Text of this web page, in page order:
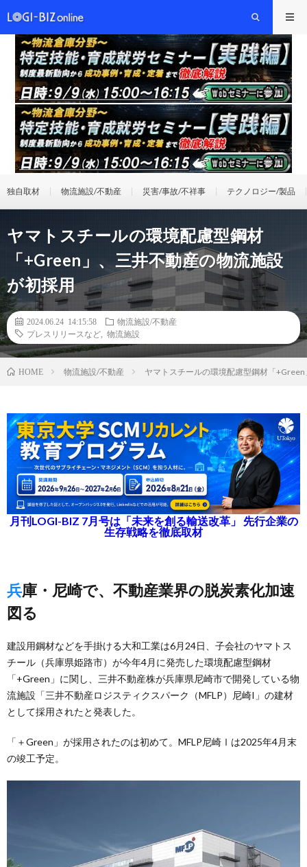
独自取材 物流施設/不動産 災害/事故/不祥事 テクノロジー/製品
ヤマトスチールの環境配慮型鋼材
「+Green」、三井不動産の物流施設
が初採用
2024.06.24 14:15:58
物流施設/不動産
プレスリリースなど
物流施設
HOME 物流施設/不動産 ヤマトスチールの環境配慮型鋼材「
月刊LOGI-BIZ 7月号は「未来を創る輸送改革」 先行企業の
生存戦略を徹底取材
兵庫・尼崎で、不動産業界の脱炭素化加速
図る
建設用鋼材などを手掛ける大和工業は6月24日、子会社のヤマトス
チール（兵庫県姫路市）が今年4月に発売した環境配慮型鋼材
「+Green」に関し、三井不動産株が兵庫県尼崎市で開発している物
流施設「三井不動産ロジスティクスパーク（MFLP）尼崎I」の建材
として採用されたと発表した。
「＋Green」が採用されたのは初めて。MFLP尼崎Ⅰは2025年4月末
の竣工予定。